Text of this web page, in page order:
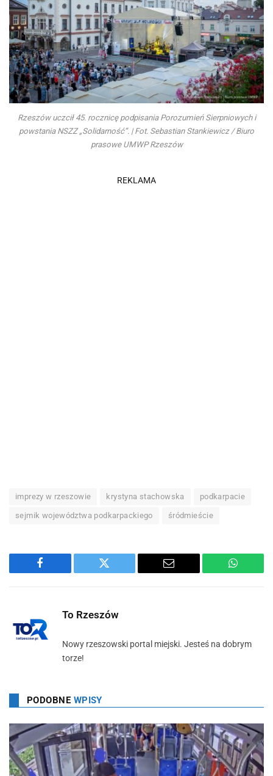
Rzeszów uczcił 45. rocznicę podpisania Porozumień Sierpniowych i
powstania NSZZ „Solidarność”. | Fot. Sebastian Stankiewicz / Biuro
prasowe UMWP Rzeszów
REKLAMA
imprezy w rzeszowie krystyna stachowska podkarpacie
sejmik województwa podkarpackiego śródmieście
Facebook Twitter Email
To Rzeszów
Nowy rzeszowski portal miejski. Jesteś na dobrym
torze!
PODOBNE WPISY